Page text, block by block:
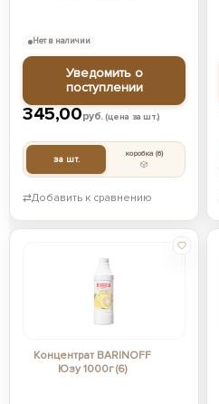
345,00руб.(цена за шт.)
за шт. коробка(6)
Нет в наличии
Уведомить о
поступлении
⇄Добавить к сравнению
Концентрат BARINOFF
Юзу 1000г (6)